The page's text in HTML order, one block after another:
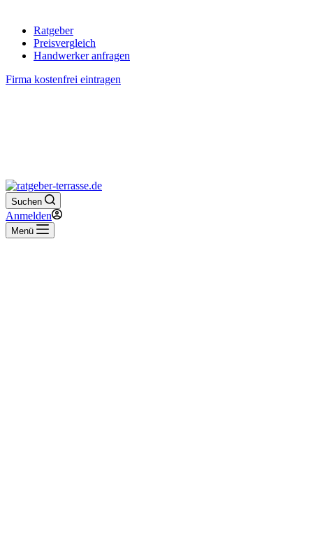
Ratgeber
Preisvergleich
Handwerker anfragen
Firma kostenfrei eintragen
Suchen
Anmelden
Menü